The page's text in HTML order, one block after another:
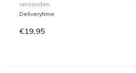
verzonden.
Deliverytime
€19,95